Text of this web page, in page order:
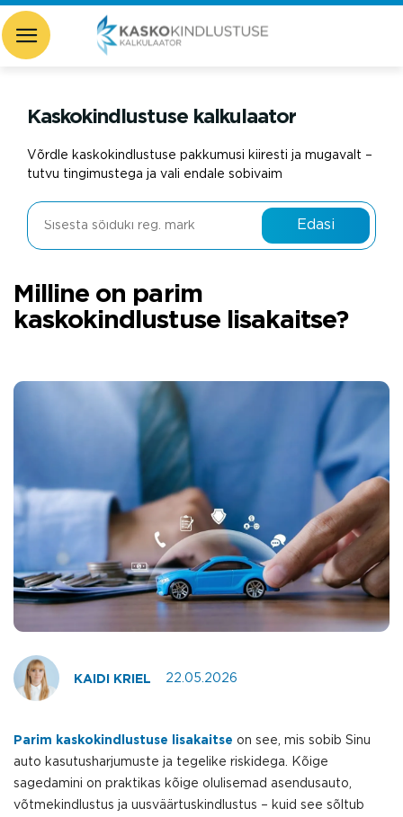
Kaskokindlustuse kalkulaator
Võrdle kaskokindlustuse pakkumusi kiiresti ja mugavalt –
tutvu tingimustega ja vali endale sobivaim
Edasi
Milline on parim
kaskokindlustuse lisakaitse?
KAIDI KRIEL 22.05.2026
Parim kaskokindlustuse lisakaitse on see, mis sobib Sinu
auto kasutusharjumuste ja tegelike riskidega. Kõige
sagedamini on praktikas kõige olulisemad asendusauto,
võtmekindlustus ja uusväärtuskindlustus – kuid see sõltub